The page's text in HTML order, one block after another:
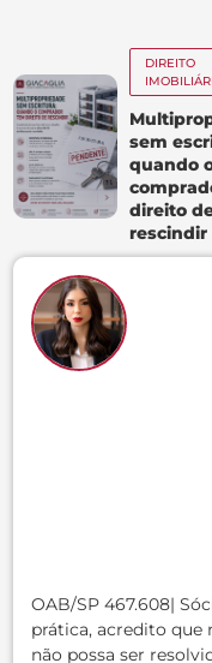
OAB/SP 467.608|
prática, acredito que
não possa ser
DIREITO
sem
quando
direito
rescindir